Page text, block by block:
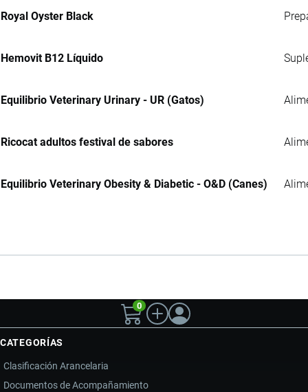
Royal Oyster Black
Hemovit B12 Líquido
Equilibrio Veterinary Urinary - UR (Gatos)
Ricocat adultos festival de sabores
Equilibrio Veterinary Obesity & Diabetic - O&D (Canes)
0
CATEGORÍAS
Clasificación Arancelaria
Documentos de Acompañamiento